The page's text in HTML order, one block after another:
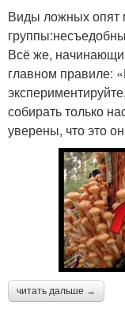
Виды ложных опят
Всё же,
главном правиле:
собирать только
уверены, что это
читать дальше →